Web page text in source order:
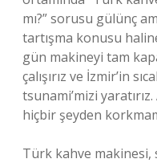
mı?” sorusu gülünç
tartışma konusu
gün makineyi tam
çalışırız ve İzmir’in
tsunami’mizi
hiçbir şeyden
Türk kahve makinesi,